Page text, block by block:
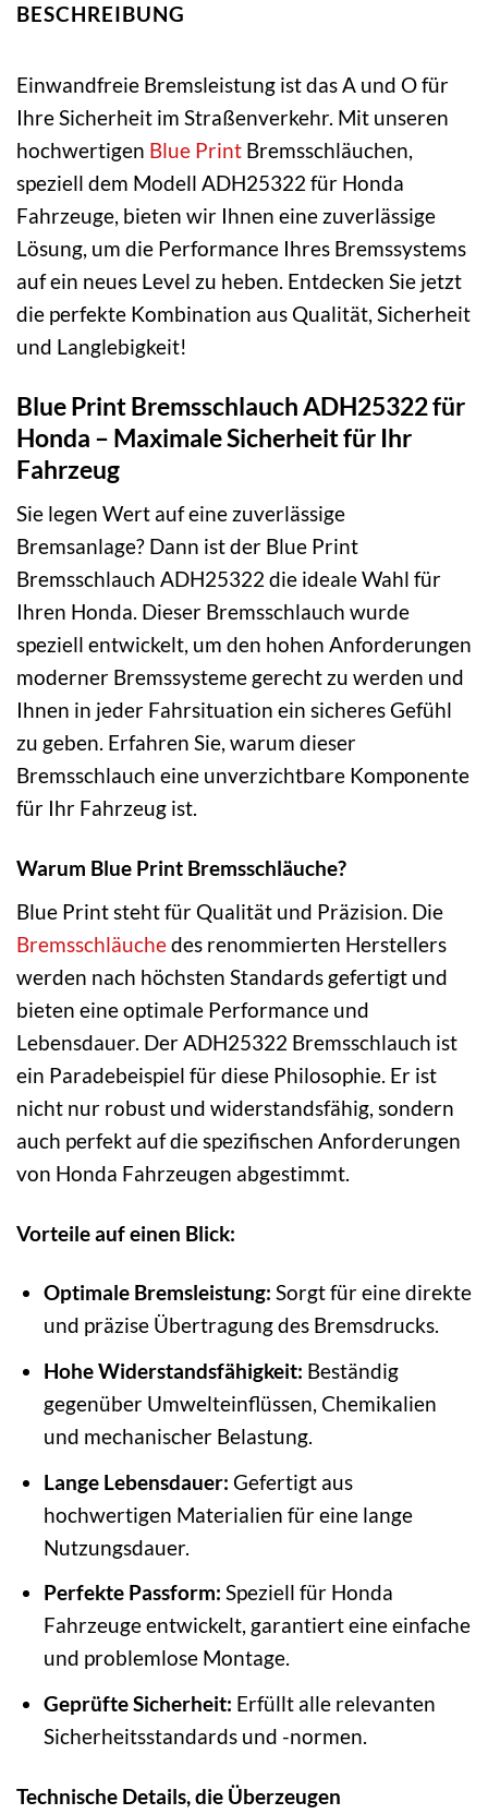
BESCHREIBUNG
Einwandfreie Bremsleistung ist das A und O für
Ihre Sicherheit im Straßenverkehr. Mit unseren
hochwertigen Blue Print Bremsschläuchen,
speziell dem Modell ADH25322 für Honda
Fahrzeuge, bieten wir Ihnen eine zuverlässige
Lösung, um die Performance Ihres Bremssystems
auf ein neues Level zu heben. Entdecken Sie jetzt
die perfekte Kombination aus Qualität, Sicherheit
und Langlebigkeit!
Blue Print Bremsschlauch ADH25322 für
Honda – Maximale Sicherheit für Ihr
Fahrzeug
Sie legen Wert auf eine zuverlässige
Bremsanlage? Dann ist der Blue Print
Bremsschlauch ADH25322 die ideale Wahl für
Ihren Honda. Dieser Bremsschlauch wurde
speziell entwickelt, um den hohen Anforderungen
moderner Bremssysteme gerecht zu werden und
Ihnen in jeder Fahrsituation ein sicheres Gefühl
zu geben. Erfahren Sie, warum dieser
Bremsschlauch eine unverzichtbare Komponente
für Ihr Fahrzeug ist.
Warum Blue Print Bremsschläuche?
Blue Print steht für Qualität und Präzision. Die
Bremsschläuchedes renommierten Herstellers
werden nach höchsten Standards gefertigt und
bieten eine optimale Performance und
Lebensdauer. Der ADH25322 Bremsschlauch ist
ein Paradebeispiel für diese Philosophie. Er ist
nicht nur robust und widerstandsfähig, sondern
auch perfekt auf die spezifischen Anforderungen
von Honda Fahrzeugen abgestimmt.
Vorteile auf einen Blick:
Optimale Bremsleistung: Sorgt für eine direkte
und präzise Übertragung des Bremsdrucks.
Hohe Widerstandsfähigkeit: Beständig
gegenüber Umwelteinflüssen, Chemikalien
und mechanischer Belastung.
Lange Lebensdauer: Gefertigt aus
hochwertigen Materialien für eine lange
Nutzungsdauer.
Perfekte Passform: Speziell für Honda
Fahrzeuge entwickelt, garantiert eine einfache
und problemlose Montage.
Geprüfte Sicherheit: Erfüllt alle relevanten
Sicherheitsstandards und -normen.
Technische Details, die Überzeugen